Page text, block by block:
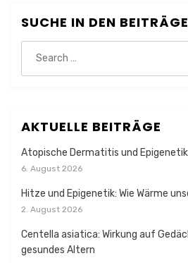
SUCHE IN DEN
for:
AKTUELLE BEITRÄGE
Atopische Dermatitis und
6. August 2026
Hitze und Epigenetik: Wie Wärme
2. August 2026
Centella asiatica: Wirkung auf
gesundes Altern